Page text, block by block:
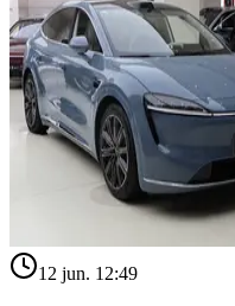
12 jun. 12:49